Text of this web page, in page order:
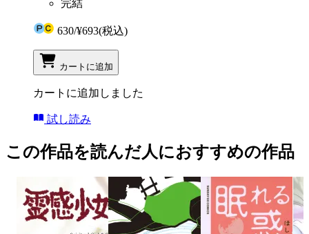
完結
630/¥693(税込)
カートに追加
カートに追加しました
試し読み
この作品を読んだ人におすすめの作品